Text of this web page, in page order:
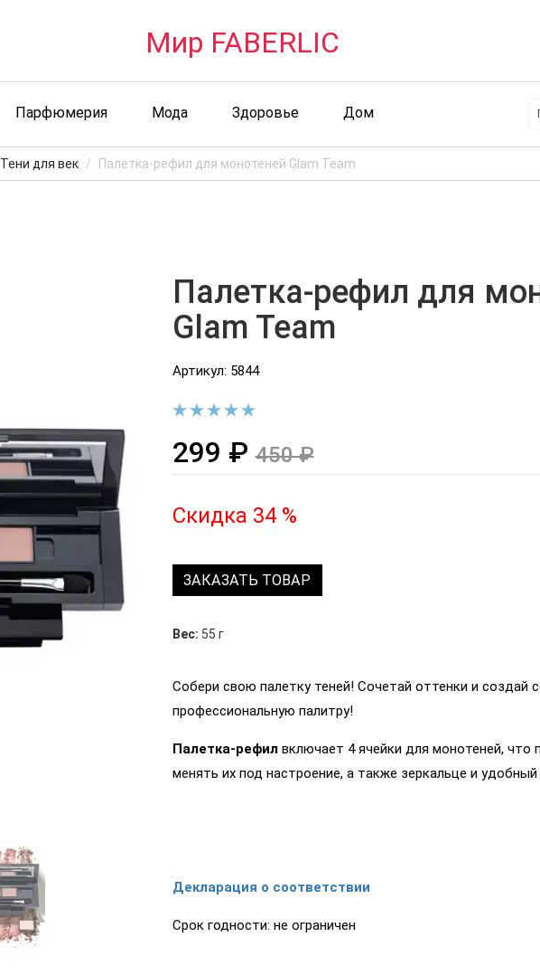
Мир FABERLIC
Парфюмерия Мода Здоровье Дом
Тени для век Палетка-рефил для монотеней Glam Team
Палетка-рефил для
Glam Team
Артикул: 5844
299 ₽450 ₽
Скидка 34 %
ЗАКАЗАТЬ ТОВАР
Вес: 55 г
Собери свою палетку теней! Сочетай оттенки и создай
профессиональную палитру!
Палетка-рефилвключает 4 ячейки для монотеней, что
менять их под настроение, а также зеркальце и удобный
Декларация о соответствии
Срок годности: не ограничен